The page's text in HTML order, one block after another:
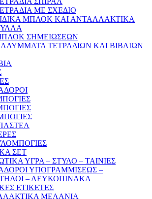
ΜΕ ΣΧΕΔΙΟ
ΜΠΛΟΚ ΚΑΙ ΑΝΤΑΛΛΑΚΤΙΚΑ
ΣΗΜΕΙΩΣΕΩΝ
ΤΕΤΡΑΔΙΩΝ ΚΑΙ ΒΙΒΛΙΩΝ
ΣΕΤ
ΥΓΡΑ – ΣΤΥΛΟ – ΤΑΙΝΙΕΣ
ΥΠΟΓΡΑΜΜΙΣΕΩΣ –
– ΛΕΥΚΟΠΙΝΑΚΑ
ΕΤΙΚΕΤΕΣ
ΜΕΛΑΝΙΑ